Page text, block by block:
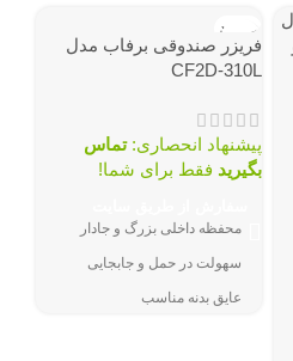
ناموجود
فریزر صندوقی برفاب مدل
CF2D-310L
پیشنهاد انحصاری:تماس
بگیرید فقط برای شما!
محفظه داخلی بزرگ و جادار
سهولت در حمل و جابجایی
عایق بدنه مناسب